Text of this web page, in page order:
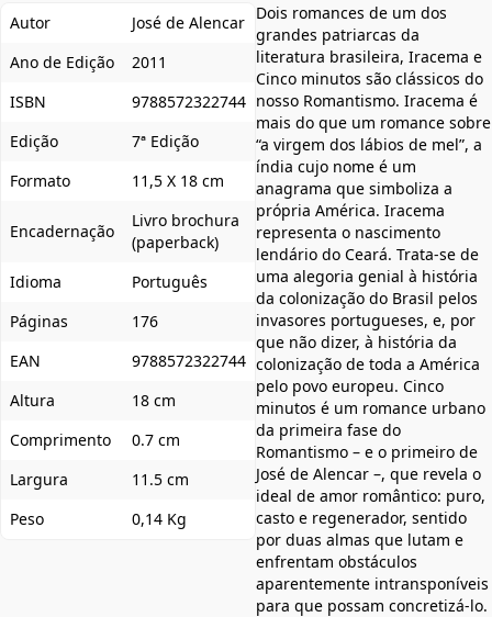
Autor
José de Alencar
Ano de Edição
2011
ISBN
9788572322744
Edição
7ª Edição
Formato
11,5 X 18 cm
Encadernação
Livro brochura
(paperback)
Idioma
Português
Páginas
176
EAN
9788572322744
Altura
18 cm
Comprimento
0.7 cm
Largura
11.5 cm
Peso
0,14 Kg
Dois romances de um dos
grandes patriarcas da
literatura brasileira, Iracema e
Cinco minutos são clássicos do
nosso Romantismo. Iracema é
mais do que um romance sobre
“a virgem dos lábios de mel”, a
índia cujo nome é um
anagrama que simboliza a
própria América. Iracema
representa o nascimento
lendário do Ceará. Trata-se de
uma alegoria genial à história
da colonização do Brasil pelos
invasores portugueses, e, por
que não dizer, à história da
colonização de toda a América
pelo povo europeu. Cinco
minutos é um romance urbano
da primeira fase do
Romantismo – e o primeiro de
José de Alencar –, que revela o
ideal de amor romântico: puro,
casto e regenerador, sentido
por duas almas que lutam e
enfrentam obstáculos
aparentemente intransponíveis
para que possam concretizá-lo.